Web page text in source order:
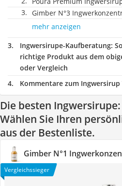
Gimber N°3
mehr anzeigen
Ingwersirupe-Kaufberatung:
richtige Produkt aus dem
oder Vergleich
Kommentare zum Ingwersirup
Die besten Ingwersirupe:
Wählen Sie Ihren
aus der Bestenliste.
Gimber N°1
Vergleichssieger